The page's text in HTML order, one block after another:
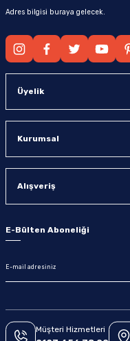
Adres bilgisi buraya gelecek.
Üyelik
Kurumsal
Alışveriş
E-Bülten Aboneliği
Müşteri Hizmetleri